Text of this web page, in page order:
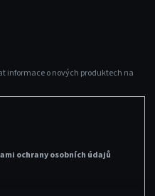
informace o nových produktech na
ochrany osobních údajů